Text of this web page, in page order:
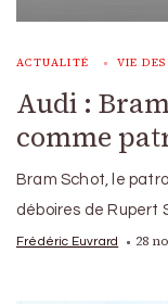
ACTUALITÉ VIE DES
Audi :
comme
Bram Schot, le
déboires de Rupert
Frédéric Euvrard 28